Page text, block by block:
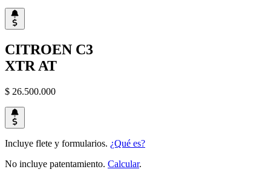
CITROEN C3
XTR AT
$ 26.500.000
Incluye flete y formularios. ¿Qué es?
No incluye patentamiento. Calcular.